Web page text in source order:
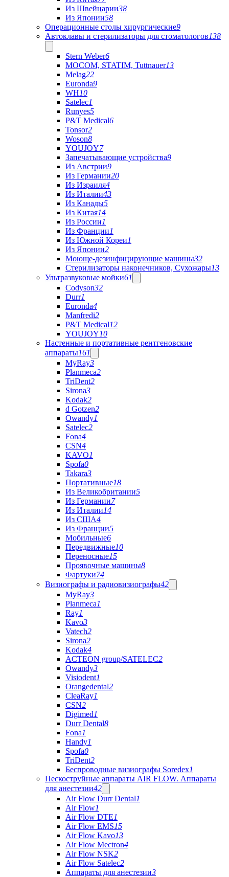
Из Швейцарии38
Из Японии58
Операционные столы хирургические9
Автоклавы и стерилизаторы для стоматологов138
Stern Weber6
MOCOM, STATIM, Tuttnauer13
Melag22
Euronda9
WH10
Satelec1
Runyes5
P&T Medical6
Tonsor2
Woson8
YOUJOY7
Запечатывающие устройства9
Из Австрии9
Из Германии20
Из Израиля4
Из Италии43
Из Канады5
Из Китая14
Из России1
Из Франции1
Из Южной Кореи1
Из Японии2
Моюще-дезинфицирующие машины32
Стерилизаторы наконечников, Сухожары13
Ультразвуковые мойки61
Codyson32
Durr1
Euronda4
Manfredi2
P&T Medical12
YOUJOY10
Настенные и портативные рентгеновские
аппараты161
MyRay3
Planmeca2
TriDent2
Sirona3
Kodak2
d Gotzen2
Owandy1
Satelec2
Fona4
CSN4
KAVO1
Spofa0
Takara3
Портативные18
Из Великобритании5
Из Германии7
Из Италии14
Из США4
Из Франции5
Мобильные6
Передвижные10
Переносные15
Проявочные машины8
Фартуки74
Визиографы и радиовизиографы42
MyRay3
Planmeca1
Ray1
Kavo3
Vatech2
Sirona2
Kodak4
ACTEON group/SATELEC2
Owandy3
Visiodent1
Orangedental2
CleaRay1
CSN2
Digimed1
Durr Dental8
Fona1
Handy1
Spofa0
TriDent2
Беспроводные визиографы Soredex1
Пескоструйные аппараты AIR FLOW. Аппараты
для анестезии42
Air Flow Durr Dental1
Air Flow1
Air Flow DTE1
Air Flow EMS15
Air Flow Kavo13
Air Flow Mectron4
Air Flow NSK2
Air Flow Satelec2
Аппараты для анестезии3